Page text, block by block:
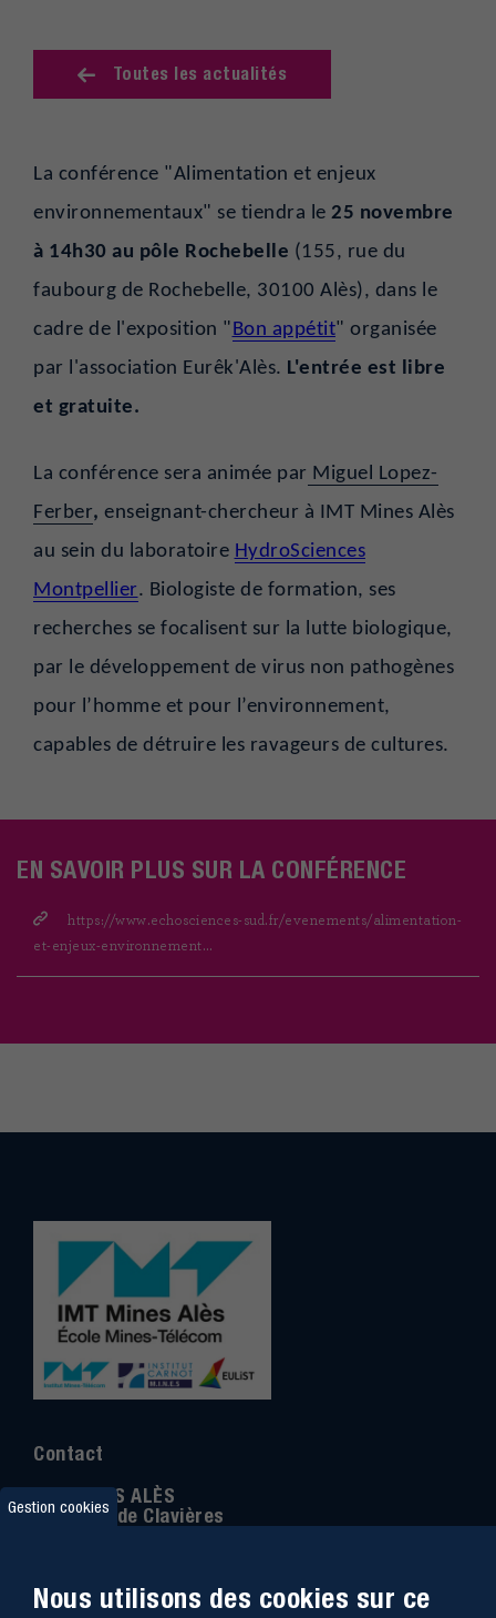
Toutes les actualités
La conférence "Alimentation et enjeux
environnementaux" se tiendra le 25 novembre
à 14h30 au pôle Rochebelle (155, rue du
faubourg de Rochebelle, 30100 Alès), dans le
cadre de l'exposition "Bon appétit" organisée
par l'association Eurêk'Alès. L'entrée est libre
et gratuite.
La conférence sera animée par Miguel Lopez-
Ferber, enseignant-chercheur à IMT Mines Alès
au sein du laboratoire HydroSciences
Montpellier. Biologiste de formation, ses
recherches se focalisent sur la lutte biologique,
par le développement de virus non pathogènes
pour l’homme et pour l’environnement,
capables de détruire les ravageurs de cultures.
EN SAVOIR PLUS SUR LA CONFÉRENCE
https://www.echosciences-sud.fr/evenements/alimentation-
et-enjeux-environnement…
Contact
IMT MINES ALÈS
6 Avenue de Clavières
Téléphone
04 66 78 50 00
Coordonnée GPS:44.13312 - 4.08836
Gestion cookies
Nous utilisons des cookies sur ce